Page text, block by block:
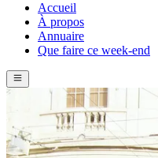
Accueil
À propos
Annuaire
Que faire ce week-end